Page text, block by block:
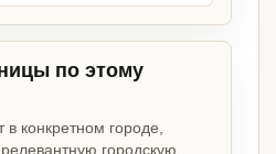
по этому
конкретном городе,
городскую